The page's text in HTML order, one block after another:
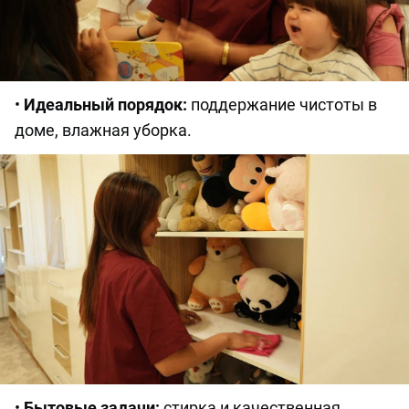
• Идеальный порядок: поддержание чистоты в
доме, влажная уборка.